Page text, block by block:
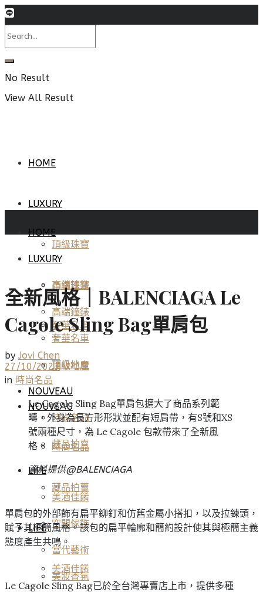
No Result
View All Result
HOME
LUXURY
頂級珠寶
高端鐘錶
奢華名車
頂級地產
NOUVEAU
時尚名品
藏品拍賣
LIFE
美酒佳餚
HOME
LUXURY
頂級珠寶
高端鐘錶
奢華名車
頂級地產
NOUVEAU
時尚名品
藏品拍賣
LIFE
美酒佳餚
空間傢飾
當代藝術
美妝香氛
全新風格｜BALENCIAGA Le
Cagole Sling Bag單肩包
by Jovi Chen
27/10/2023
in 時尚名品
Le Cagole Sling Bag單肩包擴大了商品系列範
疇，外身為長方形形狀並配有短肩帶，有S號和XS
號兩種尺寸，為 Le Cagole 包款帶來了全新風
格。
資料提供@BALENCIAGA
單肩包的外部飾有扁平鉚釘和仿舊金屬小搭扣，以及拉鍊頭，
賦予其極簡風格。該包的扁平輪廓和簡約設計使其與極簡主義
態度產生共鳴。
Le Cagole Sling Bag已於全台灣專賣店上市，提供多種